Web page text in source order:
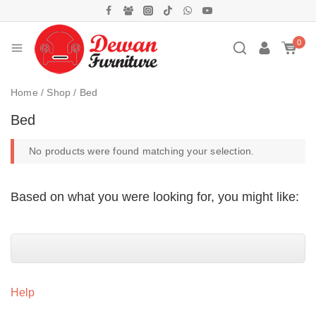
0
Home / Shop / Bed
Bed
No products were found matching your selection.
Based on what you were looking for, you might like:
Help